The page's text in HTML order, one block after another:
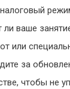
ли ваше
или
за
чтобы не